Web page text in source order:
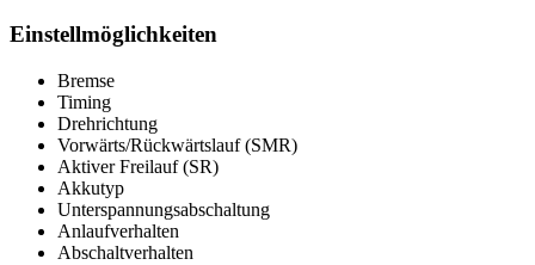
Einstellmöglichkeiten
Bremse
Timing
Drehrichtung
Vorwärts/Rückwärtslauf (SMR)
Aktiver Freilauf (SR)
Akkutyp
Unterspannungsabschaltung
Anlaufverhalten
Abschaltverhalten